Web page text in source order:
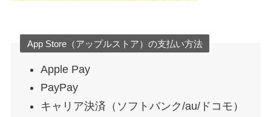
App Store（アップルストア）の支払い方法
Apple Pay
PayPay
キャリア決済（ソフトバンク/au/ドコモ）